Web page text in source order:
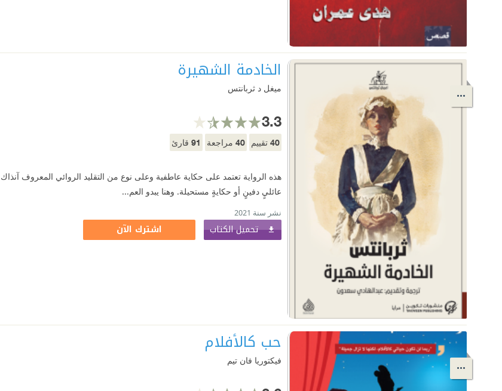
الخادمة الشهيرة
ميغل د ثربانتس
3.3
40 تقييم 40 مراجعة 91 قارئ
هذه الرواية تعتمد على حكاية عاطفية وعلى نوع من التقليد الروائي المعروف
عائليٍ دفينٍ أو حكايةٍ مستحيلة. وهنا يبدو العم...
نشر سنة 2021
تحميل الكتاب اشترك الآن
حب كالأفلام
فيكتوريا فان تيم